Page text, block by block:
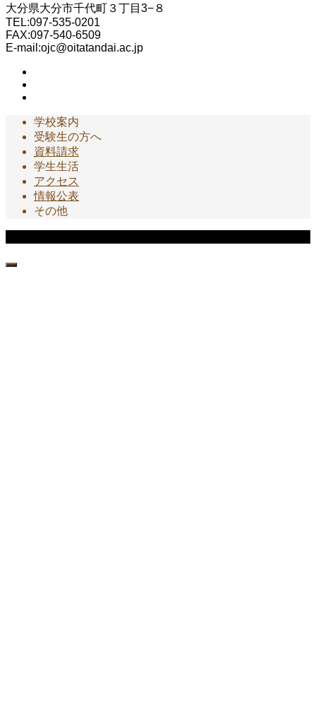
大分県大分市千代町３丁目3−８
TEL:097-535-0201
FAX:097-540-6509
E-mail:ojc@oitatandai.ac.jp
学校案内
受験生の方へ
資料請求
学生生活
アクセス
情報公表
その他